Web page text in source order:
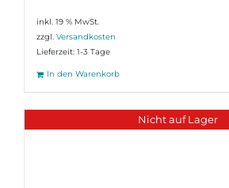
inkl. 19 % MwSt.
zzgl. Versandkosten
Lieferzeit: 1-3 Tage
In den Warenkorb
Nicht auf Lager